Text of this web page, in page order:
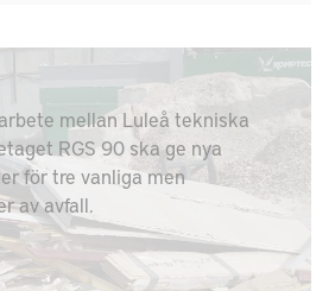
mellan Luleå tekniska
RGS 90 ska ge nya
för tre vanliga men
av avfall.